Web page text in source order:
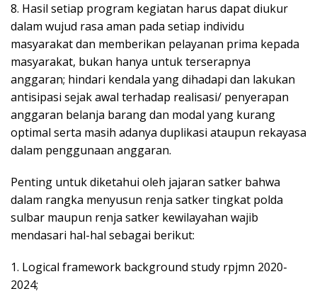
8. Hasil setiap program kegiatan harus dapat diukur
dalam wujud rasa aman pada setiap individu
masyarakat dan memberikan pelayanan prima kepada
masyarakat, bukan hanya untuk terserapnya
anggaran; hindari kendala yang dihadapi dan lakukan
antisipasi sejak awal terhadap realisasi/ penyerapan
anggaran belanja barang dan modal yang kurang
optimal serta masih adanya duplikasi ataupun rekayasa
dalam penggunaan anggaran.
Penting untuk diketahui oleh jajaran satker bahwa
dalam rangka menyusun renja satker tingkat polda
sulbar maupun renja satker kewilayahan wajib
mendasari hal-hal sebagai berikut:
1. Logical framework background study rpjmn 2020-
2024;